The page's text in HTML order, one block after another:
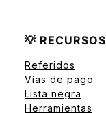
💡 RECURSOS
Referidos
Vías de pago
Lista negra
Herramientas